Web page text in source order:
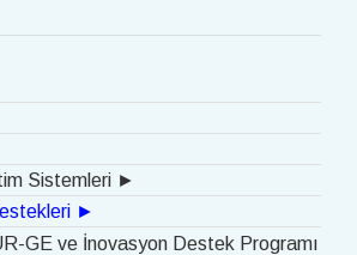
Sistemleri ►
►
GE ve İnovasyon Destek Programı